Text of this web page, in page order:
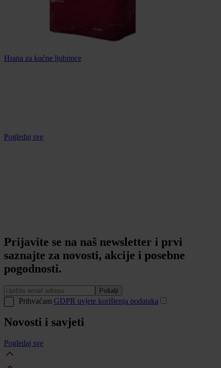
Hrana za kućne ljubimce
Pogledaj sve
Prijavite se na naš newsletter i prvi
saznajte za novosti, akcije i posebne
pogodnosti.
Pošalji
Prihvaćam GDPR uvjete korištenja podataka
Novosti i savjeti
Pogledaj sve